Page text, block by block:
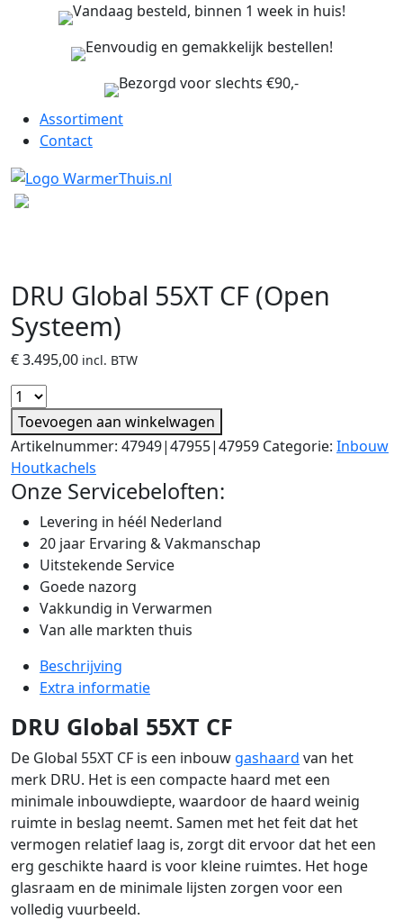
Vandaag besteld, binnen 1 week in huis!
Eenvoudig en gemakkelijk bestellen!
Bezorgd voor slechts €90,-
Assortiment
Contact
DRU Global 55XT CF (Open
Systeem)
€3.495,00 incl. BTW
Toevoegen aan winkelwagen
Artikelnummer: 47949|47955|47959 Categorie: Inbouw
Houtkachels
Onze Servicebeloften:
Levering in héél Nederland
20 jaar Ervaring & Vakmanschap
Uitstekende Service
Goede nazorg
Vakkundig in Verwarmen
Van alle markten thuis
Beschrijving
Extra informatie
DRU Global 55XT CF
De Global 55XT CF is een inbouw gashaard van het
merk DRU. Het is een compacte haard met een
minimale inbouwdiepte, waardoor de haard weinig
ruimte in beslag neemt. Samen met het feit dat het
vermogen relatief laag is, zorgt dit ervoor dat het een
erg geschikte haard is voor kleine ruimtes. Het hoge
glasraam en de minimale lijsten zorgen voor een
volledig vuurbeeld.